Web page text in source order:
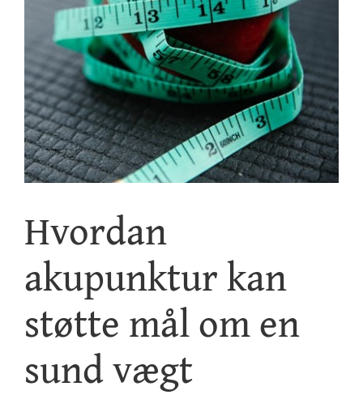
Kontakt
Hvordan
akupunktur kan
støtte mål om en
sund vægt